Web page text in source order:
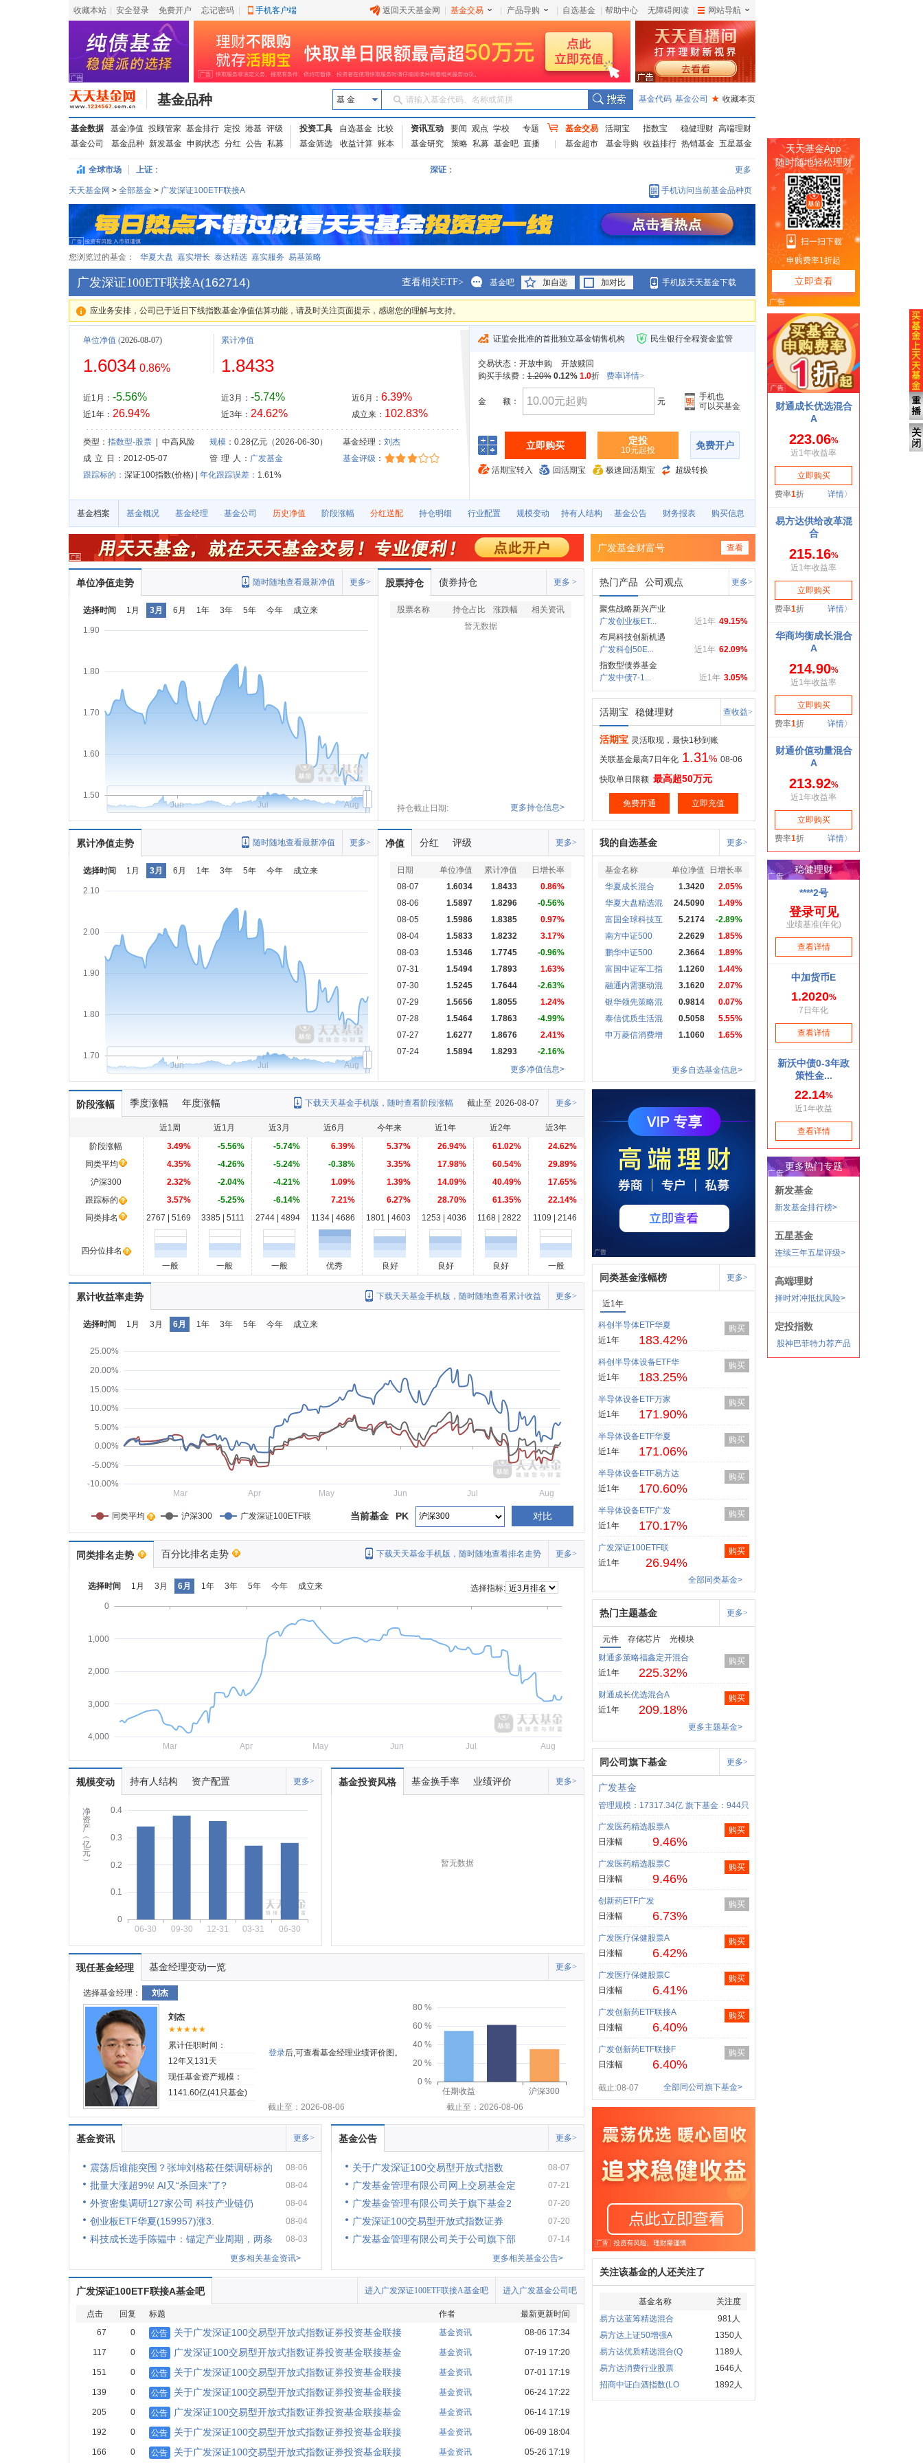
收藏本站 安全登录 免费开户 忘记密码 手机客户端 返回天天基金网 基金交易 产品导购 自选基金 帮助中心 无障碍阅读 网站导航
基金品种 基 金 请输入基金代码、名称或简拼 基金代码 基金公司 ★ 收藏本页
基金数据 基金净值 投顾管家 基金排行 定投 港基 评级
基金公司
基金品种 新发基金 申购状态 分红 公告 私募
投资工具 自选基金
比较
基金筛选
收益计算 账本
资讯互动 要闻 观点 学校
专题
基金研究
策略 私募 基金吧 直播
基金交易 活期宝 指数宝 稳健理财 高端理财
基金超市
基金导购 收益排行 热销基金 五星基金
全球市场 上证： 深证： 更多
天天基金网 > 全部基金 > 广发深证100ETF联接A 手机访问当前基金品种页
您浏览过的基金： 华夏大盘 嘉实增长 泰达精选 嘉实服务 易基策略
广发深证100ETF联接A(162714) 查看相关ETF> 基金吧 加自选 加对比 手机版天天基金下载
应业务安排，公司已于近日下线指数基金净值估算功能，请及时关注页面提示，感谢您的理解与支持。
单位净值 (2026-08-07)
1.6034 0.86%
近1月： -5.56%
近1年： 26.94%
累计净值
1.8433
近3月： -5.74%
近3年： 24.62%
近6月： 6.39%
成立来： 102.83%
类型： 指数型-股票| 中高风险 规模：0.28亿元（2026-06-30） 基金经理： 刘杰
成 立 日
：2012-05-07 管 理 人 ： 广发基金 基金评级 ：
跟踪标的： 深证100指数(价格) | 年化跟踪误差： 1.61%
证监会批准的首批独立基金销售机构 民生银行全程资金监管
交易状态： 开放申购
开放赎回
购买手续费：1.20% 0.12% 1.0折 费率详情>
金 额： 元
手机也
可以买基金
立即购买 定投
10元起投 免费开户
活期宝转入 回活期宝 极速回活期宝 超级转换
基金档案 基金概况 基金经理 基金公司 历史净值 阶段涨幅 分红送配 持仓明细 行业配置 规模变动 持有人结构 基金公告 财务报表 购买信息
广发基金财富号 查看
单位净值走势 更多>
随时随地查看最新净值
选择时间 1月 3月 6月 1年 3年 5年 今年 成立来
1.50
1.60
1.70
1.80
1.90
Jun Jul Aug
股票持仓 债券持仓 更多 >
股票名称 持仓占比 涨跌幅
相关资讯
暂无数据
持仓截止日期: 更多持仓信息>
热门产品 公司观点 更多>
聚焦战略新兴产业
49.15%
近1年
广发创业板ET...
布局科技创新机遇
62.09%
近1年
广发科创50E...
指数型债券基金
3.05%
近1年
广发中债7-1...
活期宝 稳健理财 查收益>
活期宝 灵活取现，最快1秒到账
关联基金最高7日年化 1.31% 08-06
快取单日限额 最高超50万元
免费开通 立即充值
累计净值走势 更多>
随时随地查看最新净值
选择时间 1月 3月 6月 1年 3年 5年 今年 成立来
1.70
1.80
1.90
2.00
2.10
Jun Jul Aug
净值 分红 评级 更多>
日期 单位净值 累计净值
日增长率
08-07
1.6034 1.8433
0.86%
08-06
1.5897 1.8296
-0.56%
08-05
1.5986 1.8385
0.97%
08-04
1.5833 1.8232
3.17%
08-03
1.5346 1.7745
-0.96%
07-31
1.5494 1.7893
1.63%
07-30
1.5245 1.7644
-2.63%
07-29
1.5656 1.8055
1.24%
07-28
1.5464 1.7863
-4.99%
07-27
1.6277 1.8676
2.41%
07-24
1.5894 1.8293
-2.16%
更多净值信息>
我的自选基金 更多>
基金名称 单位净值
日增长率
华夏成长混合
1.3420
2.05%
华夏大盘精选混
24.5090
1.49%
富国全球科技互
5.2174
-2.89%
南方中证500
2.2629
1.85%
鹏华中证500
2.3664
1.89%
富国中证军工指
1.1260
1.44%
融通内需驱动混
3.1620
2.07%
银华领先策略混
0.9814
0.07%
泰信优质生活混
0.5058
5.55%
申万菱信消费增
1.1060 1.65%
更多自选基金信息>
阶段涨幅 季度涨幅 年度涨幅 更多>
截止至 2026-08-07
下载天天基金手机版，随时查看阶段涨幅
近1周 近1月 近3月 近6月 今年来 近1年 近2年
近3年
阶段涨幅
3.49% -5.56% -5.74% 6.39% 5.37% 26.94% 61.02%
24.62%
同类平均
4.35% -4.26% -5.24% -0.38% 3.35% 17.98% 60.54%
29.89%
沪深300
2.32% -2.04% -4.21% 1.09% 1.39% 14.09% 40.49%
17.65%
跟踪标的
3.57% -5.25% -6.14% 7.21% 6.27% 28.70% 61.35%
22.14%
同类排名
2767 | 5169 3385 | 5111 2744 | 4894 1134 | 4686 1801 | 4603 1253 | 4036 1168 | 2822 1109 | 2146
四分位排名
一般
一般 一般 优秀 良好 良好 良好 一般
累计收益率走势 更多>
下载天天基金手机版，随时随地查看累计收益
选择时间 1月 3月 6月 1年 3年 5年 今年 成立来
-10.00%
-5.00%
0.00%
5.00%
10.00%
15.00%
20.00%
25.00%
Mar Apr May Jun Jul Aug
同类平均 沪深300 广发深证100ETF联 对比
PK
当前基金
同类排名走势 百分比排名走势 更多>
下载天天基金手机版，随时随地查看排名走势
选择时间 1月 3月 6月 1年 3年 5年 今年 成立来
选择指标:
0
1,000
2,000
3,000
4,000
Mar
Apr May Jun Jul Aug
规模变动 持有人结构 资产配置 更多>
净
资
产
︵
亿
元
︶
0
0.1
0.2
0.3
0.4
06-30 09-30 12-31 03-31 06-30
基金投资风格 基金换手率 业绩评价 更多>
暂无数据
现任基金经理 基金经理变动一览 更多>
选择基金经理： 刘杰
刘杰
★★★★★
累计任职时间：
12年又131天
现任基金资产规模：
1141.60亿(41只基金)
登录后,可查看基金经理业绩评价图。
0 %
20 %
40 %
60 %
80 %
任期收益
沪深300
截止至：2026-08-06
截止至：2026-08-06
基金资讯 更多>
震荡后谁能突围？张坤刘格菘任桀调研标的 08-06
批量大涨超9%! AI又“杀回来”了? 08-04
外资密集调研127家公司 科技产业链仍 08-04
创业板ETF华夏(159957)涨3. 08-04
科技成长选手陈韫中：锚定产业周期，两条
08-03
更多相关基金资讯>
基金公告 更多>
关于广发深证100交易型开放式指数 08-07
广发基金管理有限公司网上交易基金定 07-21
广发基金管理有限公司关于旗下基金2 07-20
广发深证100交易型开放式指数证券 07-20
广发基金管理有限公司关于公司旗下部
07-14
更多相关基金公告>
广发深证100ETF联接A基金吧 进入广发基金公司吧
进入广发深证100ETF联接A基金吧
点击 回复 标题 作者
最新更新时间
67
0 公告 关于广发深证100交易型开放式指数证券投资基金联接 基金资讯 08-06 17:34
117 0 公告 广发深证100交易型开放式指数证券投资基金联接基金 基金资讯 07-19 17:20
151 0 公告 关于广发深证100交易型开放式指数证券投资基金联接 基金资讯 07-01 17:19
139 0 公告 关于广发深证100交易型开放式指数证券投资基金联接 基金资讯 06-24 17:22
205 0 公告 广发深证100交易型开放式指数证券投资基金联接基金 基金资讯 06-14 17:19
192 0 公告 关于广发深证100交易型开放式指数证券投资基金联接 基金资讯 06-09 18:04
166 0 公告 关于广发深证100交易型开放式指数证券投资基金联接 基金资讯 05-26 17:19
同类基金涨幅榜 更多>
近1年
科创半导体ETF华夏
近1年
183.42%
购买
科创半导体设备ETF华
近1年
183.25%
购买
半导体设备ETF万家
近1年
171.90%
购买
半导体设备ETF华夏
近1年
171.06%
购买
半导体设备ETF易方达
近1年
170.60%
购买
半导体设备ETF广发
近1年
170.17%
购买
广发深证100ETF联
近1年
26.94%
购买
全部同类基金>
热门主题基金 更多>
元件 存储芯片
光模块
财通多策略福鑫定开混合
近1年
225.32%
购买
财通成长优选混合A
近1年
209.18%
购买
更多主题基金>
同公司旗下基金 更多>
广发基金
管理规模：17317.34亿 旗下基金：944只
广发医药精选股票A
日涨幅
9.46%
购买
广发医药精选股票C
日涨幅
9.46%
购买
创新药ETF广发
日涨幅
6.73%
购买
广发医疗保健股票A
日涨幅
6.42%
购买
广发医疗保健股票C
日涨幅
6.41%
购买
广发创新药ETF联接A
日涨幅
6.40%
购买
广发创新药ETF联接F
日涨幅
6.40%
购买
截止:08-07 全部同公司旗下基金>
关注该基金的人还关注了
基金名称
关注度
易方达蓝筹精选混合
981人
易方达上证50增强A
1350人
易方达优质精选混合(Q
1189人
易方达消费行业股票
1646人
招商中证白酒指数(LO
1892人